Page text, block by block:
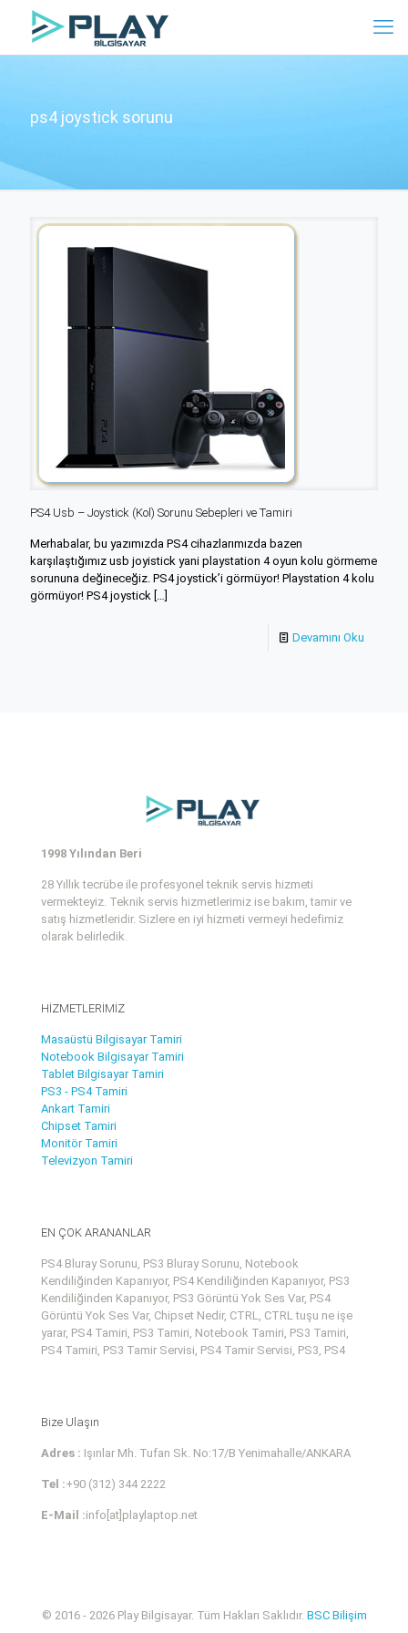
ps4 joystick sorunu
PS4 Usb – Joystick (Kol) Sorunu Sebepleri ve Tamiri
Merhabalar, bu yazımızda PS4 cihazlarımızda bazen
karşılaştığımız usb joyistick yani playstation 4 oyun kolu görmeme
sorununa değineceğiz. PS4 joystick’i görmüyor! Playstation 4 kolu
görmüyor! PS4 joystick
Devamını Oku
1998 Yılından Beri
28 Yıllık tecrübe ile profesyonel teknik servis hizmeti
vermekteyiz. Teknik servis hizmetlerimiz ise bakım, tamir ve
satış hizmetleridir. Sizlere en iyi hizmeti vermeyi hedefimiz
olarak belirledik.
HİZMETLERİMİZ
Masaüstü Bilgisayar Tamiri
Notebook Bilgisayar Tamiri
Tablet Bilgisayar Tamiri
PS3 - PS4 Tamiri
Ankart Tamiri
Chipset Tamiri
Monitör Tamiri
Televizyon Tamiri
EN ÇOK ARANANLAR
PS4 Bluray Sorunu, PS3 Bluray Sorunu, Notebook
Kendiliğinden Kapanıyor, PS4 Kendiliğinden Kapanıyor, PS3
Kendiliğinden Kapanıyor, PS3 Görüntü Yok Ses Var, PS4
Görüntü Yok Ses Var, Chipset Nedir, CTRL, CTRL tuşu ne işe
yarar, PS4 Tamiri, PS3 Tamiri, Notebook Tamiri, PS3 Tamiri,
PS4 Tamiri, PS3 Tamir Servisi, PS4 Tamir Servisi, PS3, PS4
Bize Ulaşın
Adres : Işınlar Mh. Tufan Sk. No:17/B Yenimahalle/ANKARA
Tel :+90 (312) 344 2222
E-Mail :info[at]playlaptop.net
© 2016 - 2026 Play Bilgisayar. Tüm Hakları Saklıdır. BSC Bilişim